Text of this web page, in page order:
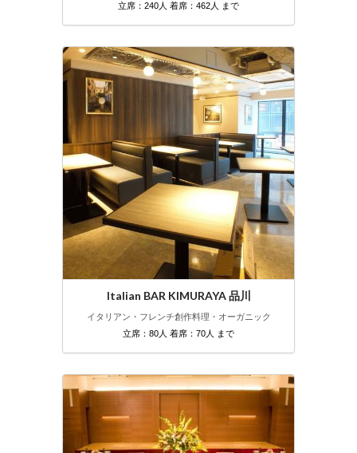
立席：240人 着席：462人 まで
Italian BAR KIMURAYA 品川
イタリアン・フレンチ創作料理・オーガニック
立席：80人 着席：70人 まで